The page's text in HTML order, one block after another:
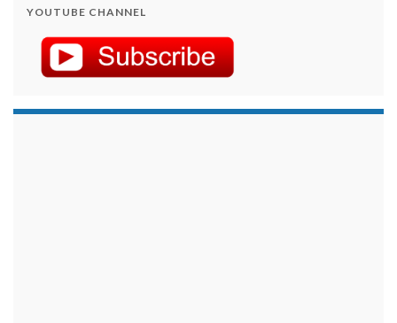
YOUTUBE CHANNEL